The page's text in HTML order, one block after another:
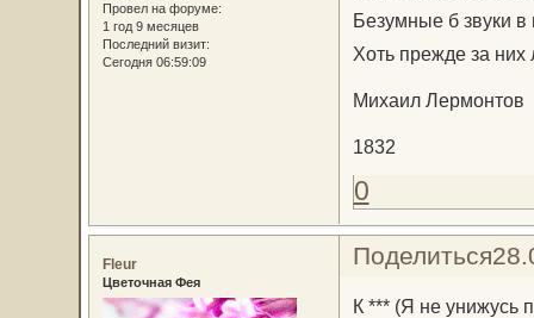
Провел на форуме:
1 год 9 месяцев
Последний визит:
Сегодня 06:59:09
Безумные б звуки в
Хоть прежде за
Михаил Лермонтов
1832
0
Поделиться
Fleur
Цветочная Фея
К *** (Я не унижусь